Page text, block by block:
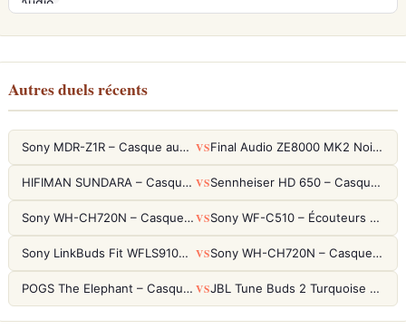
Autres duels récents
Sony MDR-Z1R – Casque audiophile fermé haute résolution VS Final Audio ZE8000 MK2 Noir – Écouteurs True Wireless audiophiles 8K Sound
HIFIMAN SUNDARA – Casque Planar Magnetic Ouvert Over-Ear Audiophile VS Sennheiser HD 650 – Casque audiophile ouvert pour l'écoute analytique
Sony WH-CH720N – Casque ANC 35h, Ultra-léger (192g) avec Processeur V1 VS Sony WF-C510 – Écouteurs True Wireless compacts, autonomie 22h et multipoint
Sony LinkBuds Fit WFLS910NW Blanc – Écouteurs Sport Ailes ANC VS Sony WH-CH720N – Casque ANC 35h, Ultra-léger (192g) avec Processeur V1
POGS The Elephant – Casque Filaire Enfants 85dB POGS-Safe™ (Éco-Responsable) VS JBL Tune Buds 2 Turquoise – Écouteurs True Wireless avec ANC et autonomie 48h